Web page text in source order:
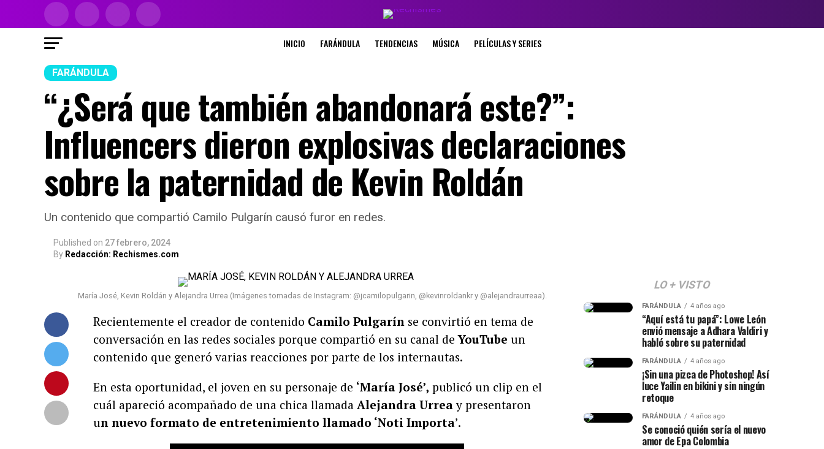
INICIO FARÁNDULA TENDENCIAS MÚSICA PELÍCULAS Y SERIES
FARÁNDULA
“¿Será que también abandonará este?”:
Influencers dieron explosivas declaraciones
sobre la paternidad de Kevin Roldán
Un contenido que compartió Camilo Pulgarín causó furor en redes.
Published on 27 febrero, 2024
By Redacción: Rechismes.com
María José, Kevin Roldán y Alejandra Urrea (Imágenes tomadas de Instagram: @jcamilopulgarin, @kevinroldankr y @alejandraurreaa).
Recientemente el creador de contenido Camilo Pulgarín se convirtió en tema de
conversación en las redes sociales porque compartió en su canal deYouTube un
contenido que generó varias reacciones por parte de los internautas.
En esta oportunidad, el joven en su personaje de ‘María José’, publicó un clip en el
cuál apareció acompañado de una chica llamada Alejandra Urreay presentaron
un nuevo formato de entretenimiento llamado ‘Noti Importa’.
LO + VISTO
FARÁNDULA 4 años ago
“Aquí está tu papá”: Lowe León
envió mensaje a Adhara Valdiri y
habló sobre su paternidad
FARÁNDULA 4 años ago
¡Sin una pizca de Photoshop! Así
luce Yailin en bikini y sin ningún
retoque
FARÁNDULA 4 años ago
Se conoció quién sería el nuevo
amor de Epa Colombia